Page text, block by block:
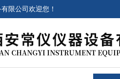
限公司欢迎您！